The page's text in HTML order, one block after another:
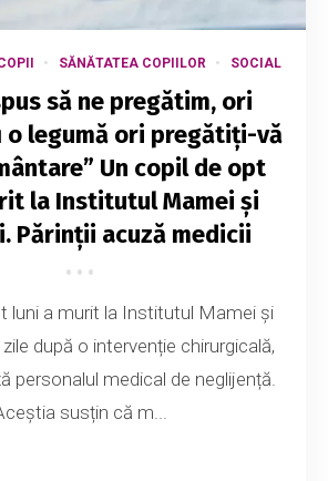
SĂNĂTATEA COPIILOR SOCIAL
să ne pregătim, ori
o legumă ori pregătiți-vă
Un copil de opt
la Institutul Mamei și
Părinții acuză medicii
luni a murit la Institutul Mamei și
după o intervenție chirurgicală,
personalul medical de neglijență.
susțin că m...